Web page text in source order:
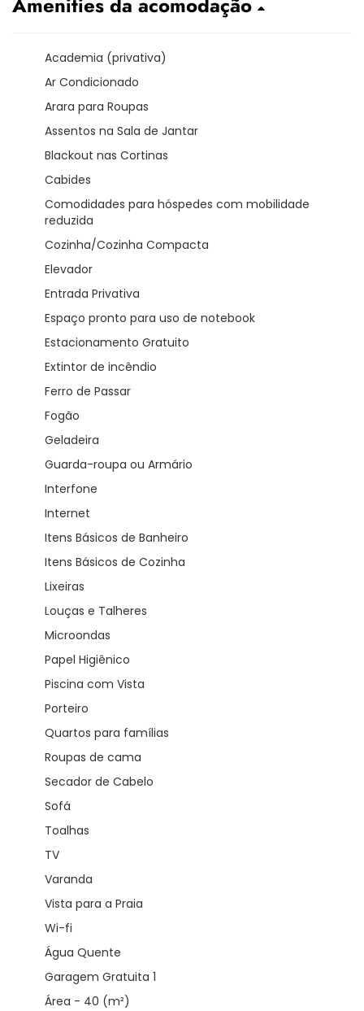
Academia (privativa)
Ar Condicionado
Arara para Roupas
Assentos na Sala de Jantar
Blackout nas Cortinas
Cabides
Comodidades para hóspedes com mobilidade
reduzida
Cozinha/Cozinha Compacta
Elevador
Entrada Privativa
Espaço pronto para uso de notebook
Estacionamento Gratuito
Extintor de incêndio
Ferro de Passar
Fogão
Geladeira
Guarda-roupa ou Armário
Interfone
Internet
Itens Básicos de Banheiro
Itens Básicos de Cozinha
Lixeiras
Louças e Talheres
Microondas
Papel Higiênico
Piscina com Vista
Porteiro
Quartos para famílias
Roupas de cama
Secador de Cabelo
Sofá
Toalhas
TV
Varanda
Vista para a Praia
Wi-fi
Água Quente
Garagem Gratuita 1
Área - 40 (m²)